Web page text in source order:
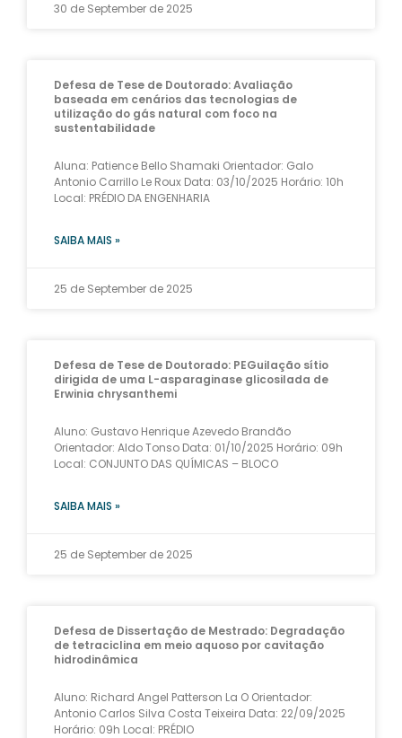
30 de September de 2025
Defesa de Tese de Doutorado: Avaliação
baseada em cenários das tecnologias de
utilização do gás natural com foco na
sustentabilidade
Aluna: Patience Bello Shamaki Orientador: Galo
Antonio Carrillo Le Roux Data: 03/10/2025 Horário: 10h
Local: PRÉDIO DA ENGENHARIA
SAIBA MAIS »
25 de September de 2025
Defesa de Tese de Doutorado: PEGuilação sítio
dirigida de uma L-asparaginase glicosilada de
Erwinia chrysanthemi
Aluno: Gustavo Henrique Azevedo Brandão
Orientador: Aldo Tonso Data: 01/10/2025 Horário: 09h
Local: CONJUNTO DAS QUÍMICAS – BLOCO
SAIBA MAIS »
25 de September de 2025
Defesa de Dissertação de Mestrado: Degradação
de tetraciclina em meio aquoso por cavitação
hidrodinâmica
Aluno: Richard Angel Patterson La O Orientador:
Antonio Carlos Silva Costa Teixeira Data: 22/09/2025
Horário: 09h Local: PRÉDIO